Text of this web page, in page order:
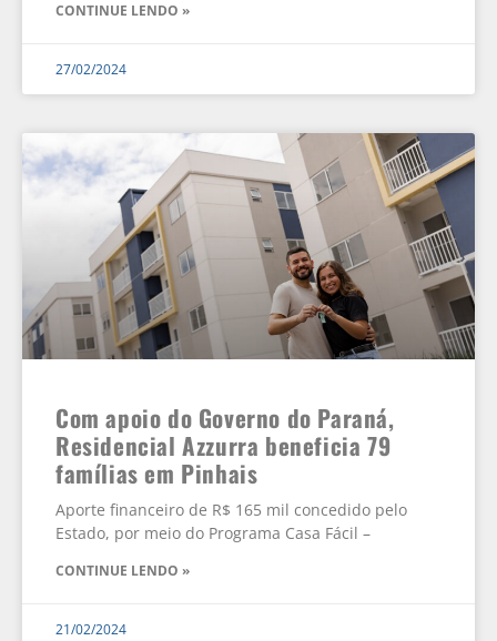
CONTINUE LENDO »
27/02/2024
Com apoio do Governo do Paraná,
Residencial Azzurra beneficia 79
famílias em Pinhais
Aporte financeiro de R$ 165 mil concedido pelo
Estado, por meio do Programa Casa Fácil –
CONTINUE LENDO »
21/02/2024